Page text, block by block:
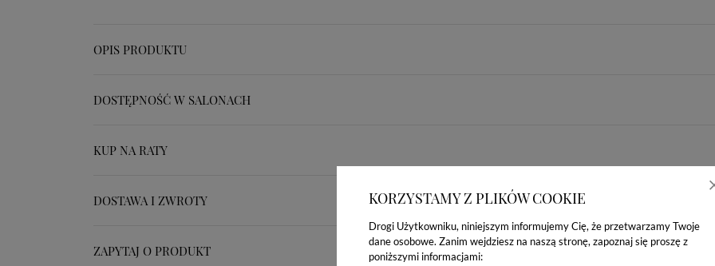
KORZYSTAMY Z PLIKÓW COOKIE
Drogi Użytkowniku, niniejszym informujemy Cię, że przetwarzamy Twoje
dane osobowe. Zanim wejdziesz na naszą stronę, zapoznaj się proszę z
poniższymi informacjami:
OPIS PRODUKTU
DOSTĘPNOŚĆ W SALONACH
KUP NA RATY
DOSTAWA I ZWROTY
ZAPYTAJ O PRODUKT